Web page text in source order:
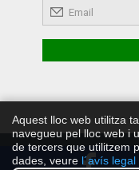
Copyright © Carrau
Aquest lloc web utilitza
navegueu pel lloc web i
de tercers que utilitzem
dades, veure l´avís legal